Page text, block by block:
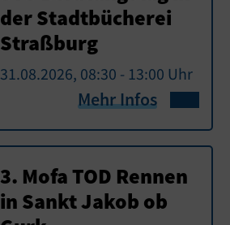
der Stadtbücherei
Straßburg
31.08.2026, 08:30 - 13:00 Uhr
Mehr Infos
3. Mofa TOD Rennen
in Sankt Jakob ob